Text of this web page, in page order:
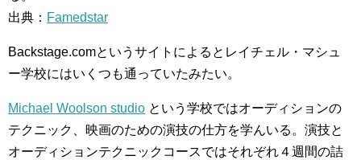
出典： Famedstar
Backstage.comというサイトによるとレイチェル・マシュ
ー学校にはいくつも通っていたみたい。
Michael Woolson studio という学校ではオーディションの
テクニック、映画のための演技の仕方を学んいる。演技と
オーディションテクニックコースではそれぞれ４週間の詰